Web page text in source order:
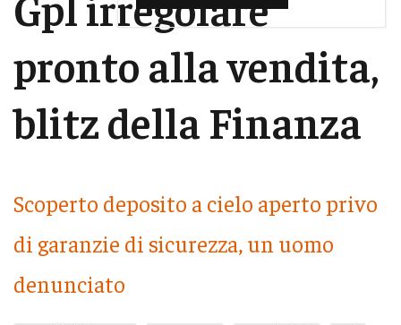
pronto alla vendita,
blitz della Finanza
Scoperto deposito a cielo aperto privo
di garanzie di sicurezza, un uomo
denunciato